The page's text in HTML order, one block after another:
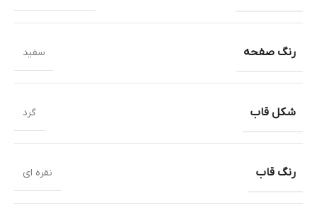
رنگ صفحه سفید
شکل قاب گرد
رنگ قاب نقره ای